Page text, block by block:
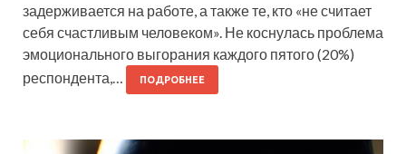
задерживается на работе, а также те, кто «не считает
себя счастливым человеком». Не коснулась проблема
эмоционального выгорания каждого пятого (20%)
респондента,…
ПОДРОБНЕЕ